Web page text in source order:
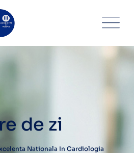
de zi
Nationala In Cardiologia